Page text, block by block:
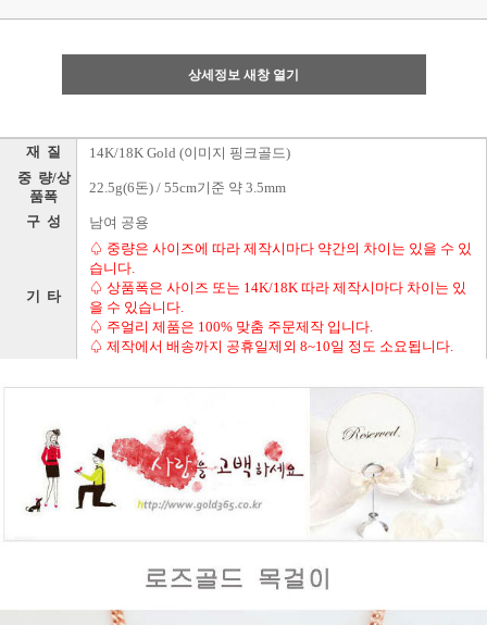
상세정보 새창 열기
재 질 14K/18K Gold (이미지 핑크골드)
중 량/상
품폭
22.5g(6돈) / 55cm기준 약 3.5mm
구 성 남여 공용
기 타
♤ 중량은 사이즈에 따라 제작시마다 약간의 차이는 있을 수 있
습니다.
♤ 상품폭은 사이즈 또는 14K/18K 따라 제작시마다 차이는 있
을 수 있습니다.
♤ 주얼리 제품은 100% 맞춤 주문제작 입니다.
♤ 제작에서 배송까지 공휴일제외 8~10일 정도 소요됩니다.